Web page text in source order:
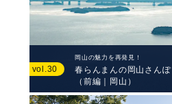
vol.30
岡山の魅力を再発見！
春らんまんの岡山さんぽ
（前編｜岡山）